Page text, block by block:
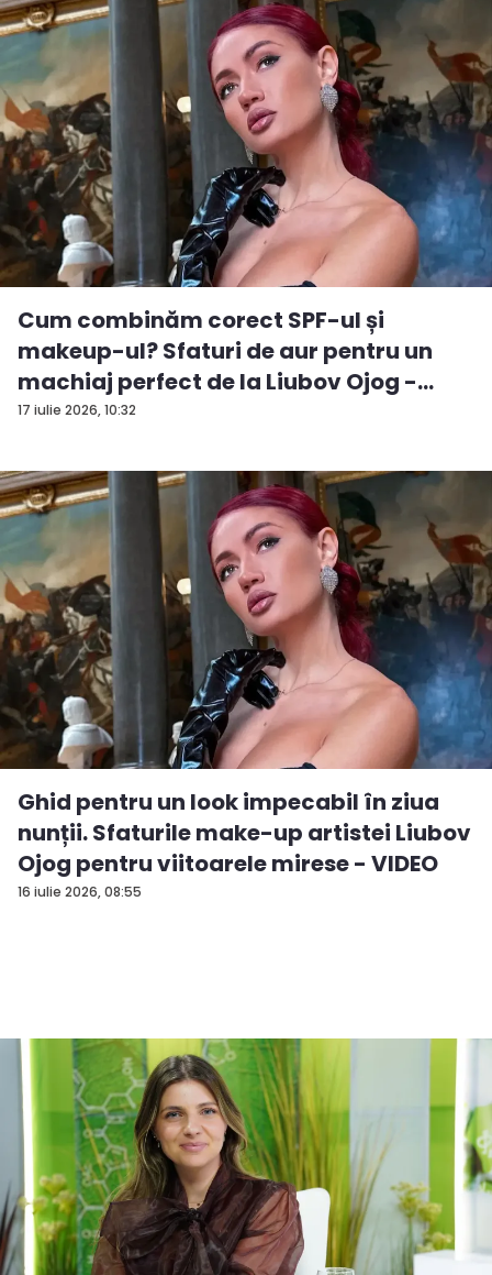
17 iulie 2026, 10:32
Cum combinăm corect SPF-ul și
makeup-ul? Sfaturi de aur pentru un
machiaj perfect de la Liubov Ojog -
VID...
16 iulie 2026, 08:55
Ghid pentru un look impecabil în ziua
nunții. Sfaturile make-up artistei Liubov
Ojog pentru viitoarele mirese - VIDEO